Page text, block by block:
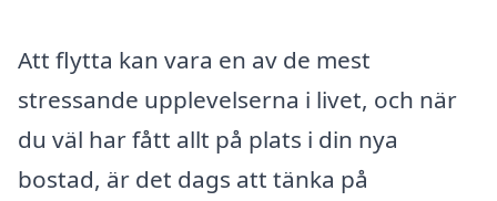
Att flytta kan vara en av de mest
stressande upplevelserna i livet, och när
du väl har fått allt på plats i din nya
bostad, är det dags att tänka på